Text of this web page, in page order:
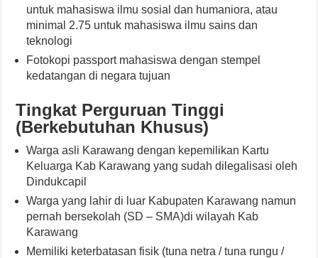
untuk mahasiswa ilmu sosial dan humaniora, atau
minimal 2.75 untuk mahasiswa ilmu sains dan
teknologi
Fotokopi passport mahasiswa dengan stempel
kedatangan di negara tujuan
Tingkat Perguruan Tinggi
(Berkebutuhan Khusus)
Warga asli Karawang dengan kepemilikan Kartu
Keluarga Kab Karawang yang sudah dilegalisasi oleh
Dindukcapil
Warga yang lahir di luar Kabupaten Karawang namun
pernah bersekolah (SD – SMA)di wilayah Kab
Karawang
Memiliki keterbatasan fisik (tuna netra / tuna rungu /